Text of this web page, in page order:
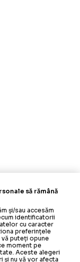
să rămână
și/sau accesăm
identificatorii
cu caracter
preferințele
puteți opune
moment pe
Aceste alegeri
nu vă vor afecta